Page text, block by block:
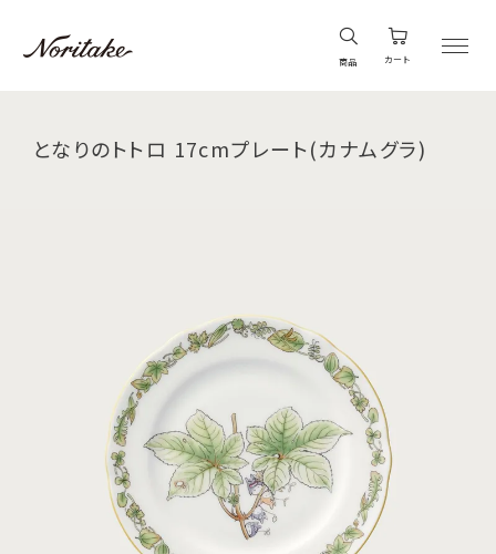
商品 カート
となりのトトロ 17cmプレート(カナムグラ)